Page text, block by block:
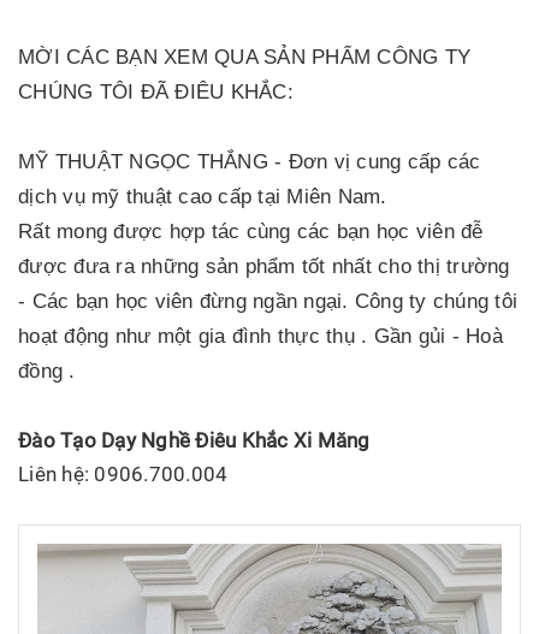
MỜI CÁC BẠN XEM QUA SẢN PHẨM CÔNG TY
CHÚNG TÔI ĐÃ ĐIÊU KHẮC:
MỸ THUẬT NGỌC THẮNG - Đơn vị cung cấp các
dịch vụ mỹ thuật cao cấp tại Miên Nam.
Rất mong được hợp tác cùng các bạn học viên đễ
được đưa ra những sản phẩm tốt nhất cho thị trường
- Các bạn học viên đừng ngần ngại. Công ty chúng tôi
hoạt động như một gia đình thực thụ . Gần gủi - Hoà
đồng .
Đào Tạo Dạy Nghề Điêu Khắc Xi Măng
Liên hệ: 0906.700.004